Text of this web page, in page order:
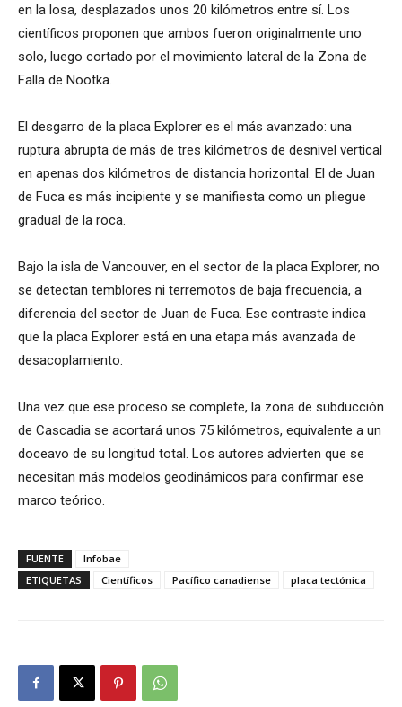
en la losa, desplazados unos 20 kilómetros entre sí. Los
científicos proponen que ambos fueron originalmente uno
solo, luego cortado por el movimiento lateral de la Zona de
Falla de Nootka.
El desgarro de la placa Explorer es el más avanzado: una
ruptura abrupta de más de tres kilómetros de desnivel vertical
en apenas dos kilómetros de distancia horizontal. El de Juan
de Fuca es más incipiente y se manifiesta como un pliegue
gradual de la roca.
Bajo la isla de Vancouver, en el sector de la placa Explorer, no
se detectan temblores ni terremotos de baja frecuencia, a
diferencia del sector de Juan de Fuca. Ese contraste indica
que la placa Explorer está en una etapa más avanzada de
desacoplamiento.
Una vez que ese proceso se complete, la zona de subducción
de Cascadia se acortará unos 75 kilómetros, equivalente a un
doceavo de su longitud total. Los autores advierten que se
necesitan más modelos geodinámicos para confirmar ese
marco teórico.
FUENTE
Infobae
ETIQUETAS
Científicos Pacífico canadiense placa tectónica